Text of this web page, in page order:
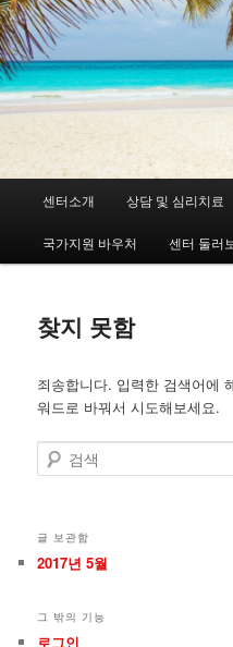
첫
번
컨
텐
로
뛰
넘
두
번
컨
텐
로
뛰
넘
센터소개 상담 및 심리치료
국가지원 바우처 센터 둘러
찾지 못함
죄송합니다. 입력한 검색어에
워드로 바꿔서 시도해보세요.
검
색
글 보관함
2017년 5월
그 밖의 기능
로그인